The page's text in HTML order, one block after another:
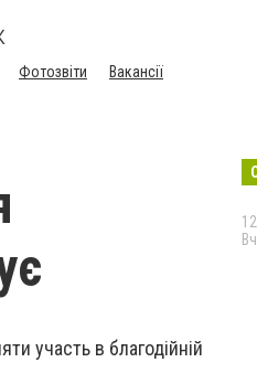
Фотозвіти Вакансії
участь в благодійній